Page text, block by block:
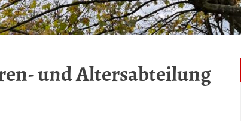
und Altersabteilung